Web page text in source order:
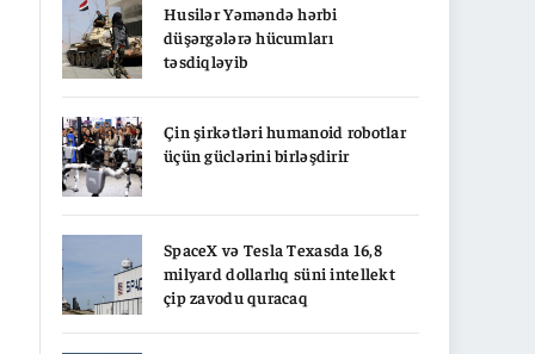
Husilər Yəməndə hərbi
düşərgələrə hücumları
təsdiqləyib
Çin şirkətləri humanoid robotlar
üçün güclərini birləşdirir
SpaceX və Tesla Texasda 16,8
milyard dollarlıq süni intellekt
çip zavodu quracaq